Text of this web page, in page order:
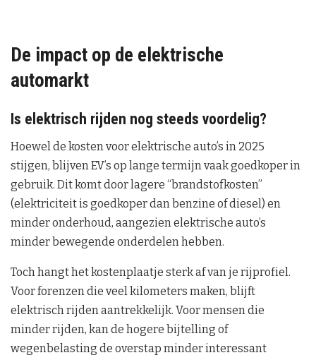
De impact op de elektrische
automarkt
Is elektrisch rijden nog steeds voordelig?
Hoewel de kosten voor elektrische auto’s in 2025
stijgen, blijven EV’s op lange termijn vaak goedkoper in
gebruik. Dit komt door lagere “brandstofkosten”
(elektriciteit is goedkoper dan benzine of diesel) en
minder onderhoud, aangezien elektrische auto’s
minder bewegende onderdelen hebben.
Toch hangt het kostenplaatje sterk af van je rijprofiel.
Voor forenzen die veel kilometers maken, blijft
elektrisch rijden aantrekkelijk. Voor mensen die
minder rijden, kan de hogere bijtelling of
wegenbelasting de overstap minder interessant